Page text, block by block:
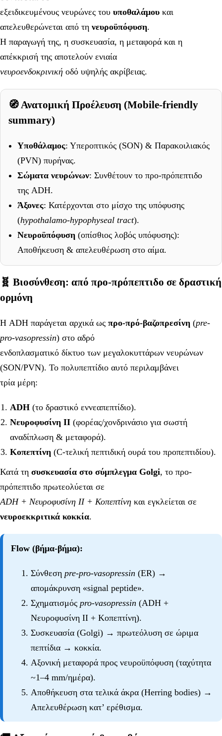
εξειδικευμένους νευρώνες του υποθαλάμου και
απελευθερώνεται από τη νευροϋπόφυση.
Η παραγωγή της, η συσκευασία, η μεταφορά και η
απέκκρισή της αποτελούν ενιαία
νευροενδοκρινική οδό υψηλής ακρίβειας.
🧭 Ανατομική Προέλευση (Mobile-friendly
summary)
Υποθάλαμος: Υπεροπτικός (SON) & Παρακοιλιακός
(PVN) πυρήνας.
Σώματα νευρώνων: Συνθέτουν το προ-πρόπεπτιδο
της ADH.
Άξονες: Κατέρχονται στο μίσχο της υπόφυσης
(hypothalamo-hypophyseal tract).
Νευροϋπόφυση (οπίσθιος λοβός υπόφυσης):
Αποθήκευση & απελευθέρωση στο αίμα.
🧬 Βιοσύνθεση: από προ-πρόπεπτιδο σε δραστική
ορμόνη
Η ADH παράγεται αρχικά ως προ-πρό-βαζοπρεσίνη (pre-
pro-vasopressin) στο αδρό
ενδοπλασματικό δίκτυο των μεγαλοκυττάρων νευρώνων
(SON/PVN). Το πολυπεπτίδιο αυτό περιλαμβάνει
τρία μέρη:
ADH (το δραστικό εννεαπεπτίδιο).
Νευροφυσίνη II (φορέας/χονδρινάσιο για σωστή
αναδίπλωση & μεταφορά).
Κοπεπτίνη (C-τελική πεπτιδική ουρά του προπεπτιδίου).
Κατά τη συσκευασία στο σύμπλεγμα Golgi, το προ-
πρόπεπτιδο πρωτεολύεται σε
ADH + Νευροφυσίνη II + Κοπεπτίνη και εγκλείεται σε
νευροεκκριτικά κοκκία.
Flow (βήμα-βήμα):
Σύνθεση pre-pro-vasopressin (ER) →
απομάκρυνση «signal peptide».
Σχηματισμός pro-vasopressin (ADH +
Νευροφυσίνη II + Κοπεπτίνη).
Συσκευασία (Golgi) → πρωτεόλυση σε ώριμα
πεπτίδια → κοκκία.
Αξονική μεταφορά προς νευροϋπόφυση (ταχύτητα
~1–4 mm/ημέρα).
Αποθήκευση στα τελικά άκρα (Herring bodies) →
Απελευθέρωση κατ’ ερέθισμα.